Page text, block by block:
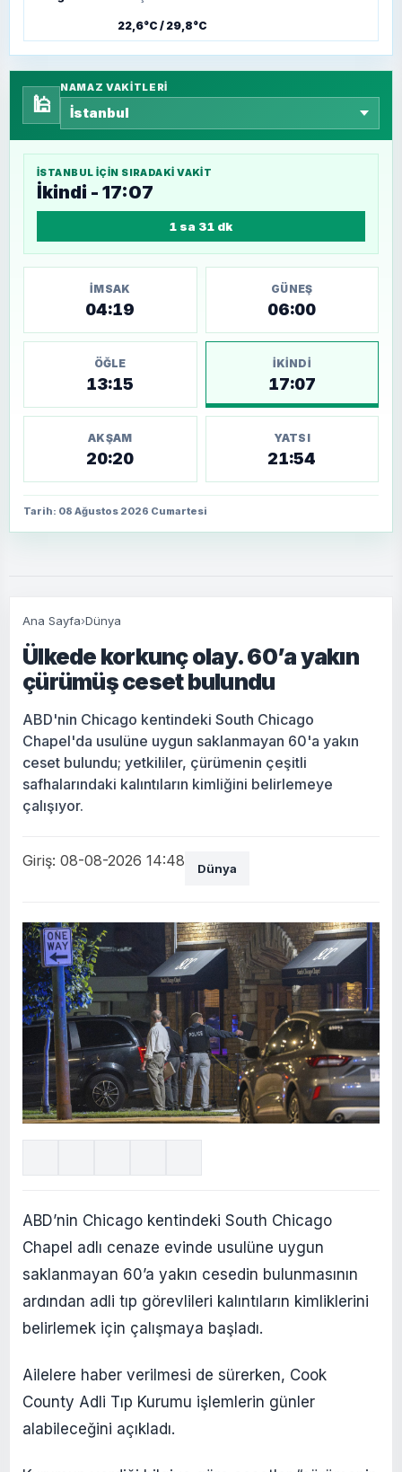
22,6°C / 29,8°C
🕌
NAMAZ VAKITLERI
İSTANBUL IÇIN SIRADAKI VAKIT
İkindi - 17:07
1 sa 31 dk
İMSAK
04:19
GÜNEŞ
06:00
ÖĞLE
13:15
İKINDI
17:07
AKŞAM
20:20
YATSI
21:54
Tarih: 08 Ağustos 2026 Cumartesi
Ana Sayfa›Dünya
Ülkede korkunç olay. 60’a yakın
çürümüş ceset bulundu
ABD'nin Chicago kentindeki South Chicago
Chapel'da usulüne uygun saklanmayan 60'a yakın
ceset bulundu; yetkililer, çürümenin çeşitli
safhalarındaki kalıntıların kimliğini belirlemeye
çalışıyor.
Giriş: 08-08-2026 14:48 Dünya
ABD’nin Chicago kentindeki South Chicago
Chapel adlı cenaze evinde usulüne uygun
saklanmayan 60’a yakın cesedin bulunmasının
ardından adli tıp görevlileri kalıntıların kimliklerini
belirlemek için çalışmaya başladı.
Ailelere haber verilmesi de sürerken, Cook
County Adli Tıp Kurumu işlemlerin günler
alabileceğini açıkladı.